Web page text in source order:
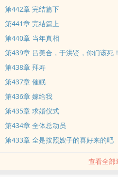
总：？
？？n不久，全公司上下信任的总裁
季绯只能继续当豪门夫人，所幸有吃
n【什么？大姑子要收养的孤儿是丈
软饭硬吃啊！
】n正因为不孕被逼着收养的大姑子
狼一家人。
n【惊！小叔子认错幼时白月光，伤
第442章 完结篇下
第441章 完结篇上
第440章 当年真相
第439章 吕美合，于洪贤，你们该死！
第438章 拜寿
第437章 催眠
第436章 嫁给我
第435章 求婚仪式
第434章 全体总动员
第433章 全是按照嫂子的喜好来的吧
查看全部